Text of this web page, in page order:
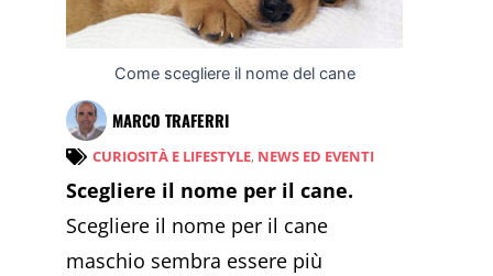
Come scegliere il nome del cane
MARCO TRAFERRI
CURIOSITÀ E LIFESTYLE, NEWS ED EVENTI
Scegliere il nome per il cane.
Scegliere il nome per il cane
maschio sembra essere più